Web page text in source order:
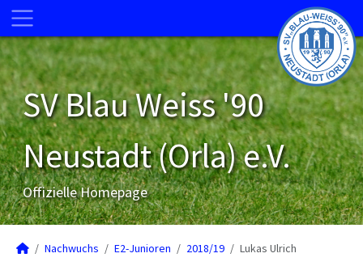
SV Blau Weiss '90
Neustadt (Orla) e.V.
Offizielle Homepage
Nachwuchs E2-Junioren 2018/19 Lukas Ulrich